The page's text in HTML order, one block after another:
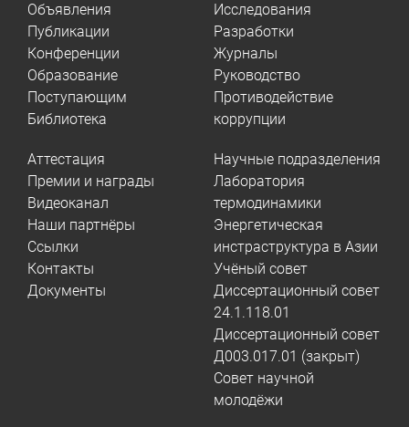
Объявления
Публикации
Конференции
Образование
Поступающим
Библиотека
Исследования
Разработки
Журналы
Руководство
Противодействие
коррупции
Аттестация
Премии и награды
Видеоканал
Наши партнёры
Ссылки
Контакты
Документы
Научные подразделения
Лаборатория
термодинамики
Энергетическая
инстраструктура в Азии
Учёный совет
Диссертационный совет
24.1.118.01
Диссертационный совет
Д003.017.01 (закрыт)
Совет научной
молодёжи